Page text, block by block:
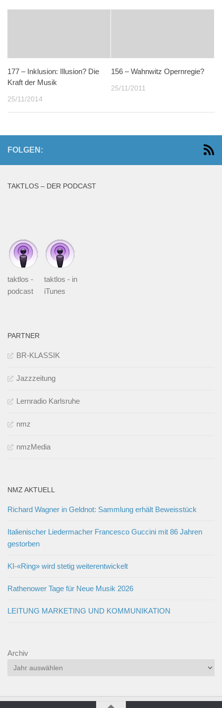
177 – Inklusion: Illusion? Die
Kraft der Musik
25/11/2014
156 – Wahnwitz Opernregie?
25/11/2011
FOLGEN:
TAKTLOS – DER PODCAST
taktlos -
podcast
taktlos - in
iTunes
PARTNER
BR-KLASSIK
Jazzzeitung
Lernradio Karlsruhe
nmz
nmzMedia
NMZ AKTUELL
Richard Wagner in Geldnot: Sammlung erhält Beweisstück
Italienischer Liedermacher Francesco Guccini mit 86 Jahren
gestorben
KI-«Ring» wird stetig weiterentwickelt
Rathenower Tage für Neue Musik 2026
LEITUNG MARKETING UND KOMMUNIKATION
Archiv